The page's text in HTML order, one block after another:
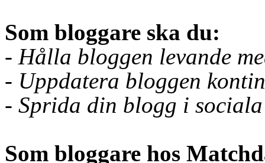
Som bloggare ska du:
- Hålla bloggen levande
- Uppdatera bloggen
- Sprida din blogg i sociala
Som bloggare hos